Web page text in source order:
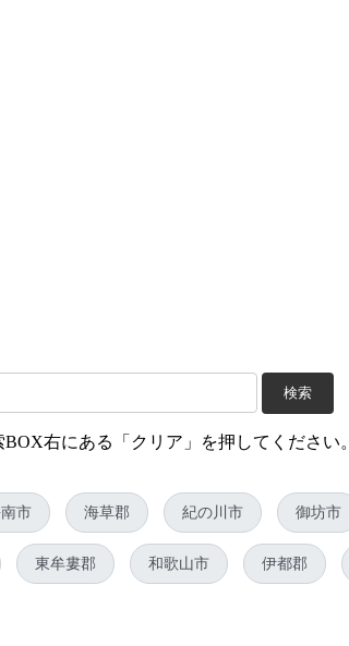
検索
右にある「クリア」を押してください。
市 海草郡 紀の川市 御坊市
東牟婁郡 和歌山市 伊都郡